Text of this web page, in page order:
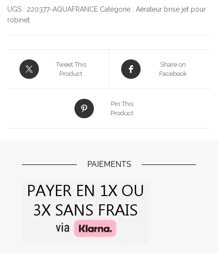
UGS : 220377-AQUAFRANCE Catégorie : Aérateur brise jet pour
robinet
Tweet This
Product
Share on
Facebook
Pin This
Product
PAIEMENTS